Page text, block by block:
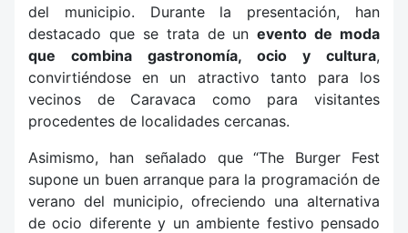
del municipio. Durante la presentación, han
destacado que se trata de unevento de moda
que combina gastronomía, ocio y cultura,
convirtiéndose en un atractivo tanto para los
vecinos de Caravaca como para visitantes
procedentes de localidades cercanas.
Asimismo, han señalado que “The Burger Fest
supone un buen arranque para la programación de
verano del municipio, ofreciendo una alternativa
de ocio diferente y un ambiente festivo pensado